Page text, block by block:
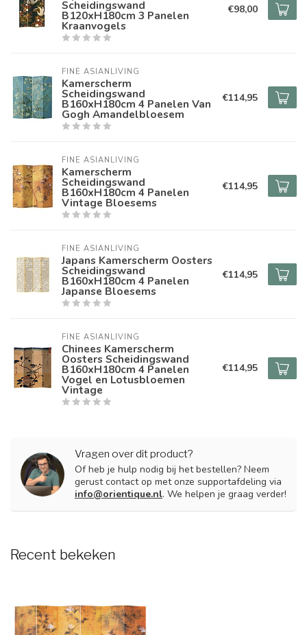
Scheidingswand
B120xH180cm 3 Panelen
Kraanvogels
€98,00
FINE ASIANLIVING
Kamerscherm
Scheidingswand
B160xH180cm 4 Panelen Van
Gogh Amandelbloesem
€114,95
FINE ASIANLIVING
Kamerscherm
Scheidingswand
B160xH180cm 4 Panelen
Vintage Bloesems
€114,95
FINE ASIANLIVING
Japans Kamerscherm Oosters
Scheidingswand
B160xH180cm 4 Panelen
Japanse Bloesems
€114,95
FINE ASIANLIVING
Chinees Kamerscherm
Oosters Scheidingswand
B160xH180cm 4 Panelen
Vogel en Lotusbloemen
Vintage
€114,95
Vragen over dit product?
Of heb je hulp nodig bij het bestellen? Neem
gerust contact op met onze supportafdeling via
info@orientique.nl. We helpen je graag verder!
Recent bekeken